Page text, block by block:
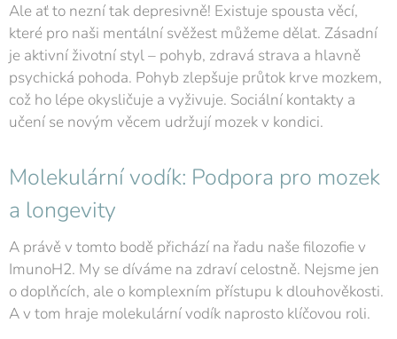
Ale ať to nezní tak depresivně! Existuje spousta věcí,
které pro naši mentální svěžest můžeme dělat. Zásadní
je aktivní životní styl – pohyb, zdravá strava a hlavně
psychická pohoda. Pohyb zlepšuje průtok krve mozkem,
což ho lépe okysličuje a vyživuje. Sociální kontakty a
učení se novým věcem udržují mozek v kondici.
Molekulární vodík: Podpora pro mozek
a longevity
A právě v tomto bodě přichází na řadu naše filozofie v
ImunoH2. My se díváme na zdraví celostně. Nejsme jen
o doplňcích, ale o komplexním přístupu k dlouhověkosti.
A v tom hraje molekulární vodík naprosto klíčovou roli.